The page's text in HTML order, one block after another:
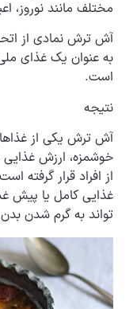
مختلف مانند
آش ترش نمادی از
به عنوان یک غذای ملی
است.
نتیجه
آش ترش یکی از
خوشمزه، ارزش غذایی
از افراد قرار گرفته
غذایی کامل یا پیش
تواند به گرم شدن